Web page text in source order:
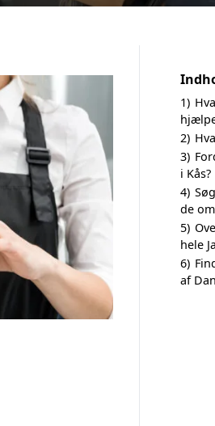
1)
2)
3)
i Kås?
4)
de
5)
hele
6)
af